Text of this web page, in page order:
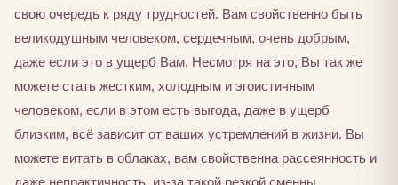
свою очередь к ряду трудностей. Вам свойственно быть
великодушным человеком, сердечным, очень добрым,
даже если это в ущерб Вам. Несмотря на это, Вы так же
можете стать жестким, холодным и эгоистичным
человеком, если в этом есть выгода, даже в ущерб
близким, всё зависит от ваших устремлений в жизни. Вы
можете витать в облаках, вам свойственна рассеянность и